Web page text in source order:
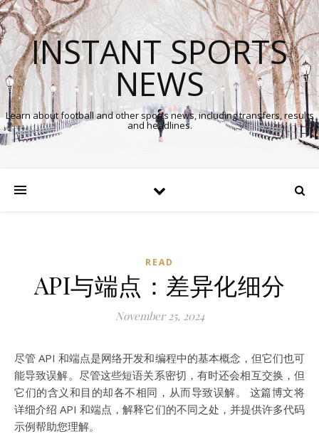
INSTANT SPORTS
NEWS
Learn about football and other sports news, including transfers, results
and headlines.
READ
API与端点：差异化细分
November 25, 2024
尽管 API 和端点是网络开发和编程中的基本概念，但它们也可
能导致误解。尽管这些短语关系密切，有时还会相互交换，但
它们的含义和目的却各不相同，从而导致误解。 这篇博文将
详细介绍 API 和端点，解释它们的不同之处，并提供许多代码
示例帮助您理解。